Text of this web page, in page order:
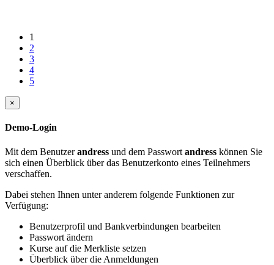
1
2
3
4
5
×
Demo-Login
Mit dem Benutzerandress und dem Passwort andress können Sie
sich einen Überblick über das Benutzerkonto eines Teilnehmers
verschaffen.
Dabei stehen Ihnen unter anderem folgende Funktionen zur
Verfügung:
Benutzerprofil und Bankverbindungen bearbeiten
Passwort ändern
Kurse auf die Merkliste setzen
Überblick über die Anmeldungen